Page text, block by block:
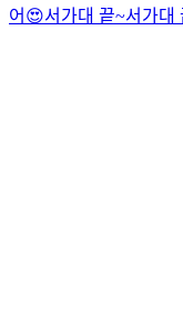
어😍서가대 끝~서가대